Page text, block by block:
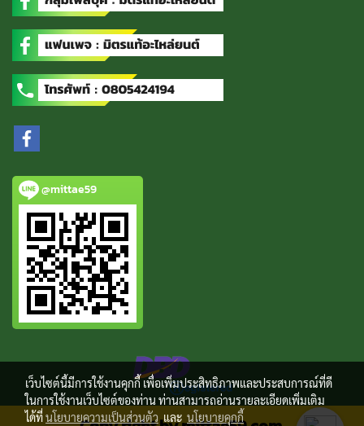
@mittae59
เว็บไซต์นี้มีการใช้งานคุกกี้ เพื่อเพิ่มประสิทธิภาพและประสบการณ์ที่ดี
ในการใช้งานเว็บไซต์ของท่าน ท่านสามารถอ่านรายละเอียดเพิ่มเติม
ได้ที่นโยบายความเป็นส่วนตัวและ นโยบายคุกกี้